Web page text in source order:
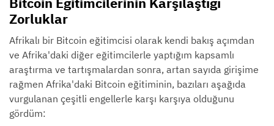
Zorluklar
Afrikalı bir Bitcoin eğitimcisi olarak kendi bakış açımdan
ve Afrika'daki diğer eğitimcilerle yaptığım kapsamlı
araştırma ve tartışmalardan sonra, artan sayıda girişime
rağmen Afrika'daki Bitcoin eğitiminin, bazıları aşağıda
vurgulanan çeşitli engellerle karşı karşıya olduğunu
gördüm: